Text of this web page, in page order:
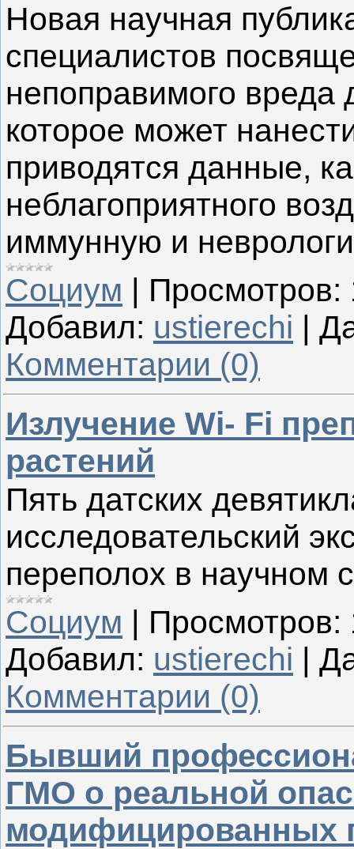
Новая научная
специалистов
непоправимого вреда
которое может
приводятся данные,
неблагоприятного
иммунную и
Социум | Просмотров:
Добавил: ustierechi |
Комментарии (0)
Излучение Wi- Fi
растений
Пять датских
исследовательский
переполох в научном
Социум | Просмотров:
Добавил: ustierechi |
Комментарии (0)
Бывший
ГМО о реальной
модифицированных